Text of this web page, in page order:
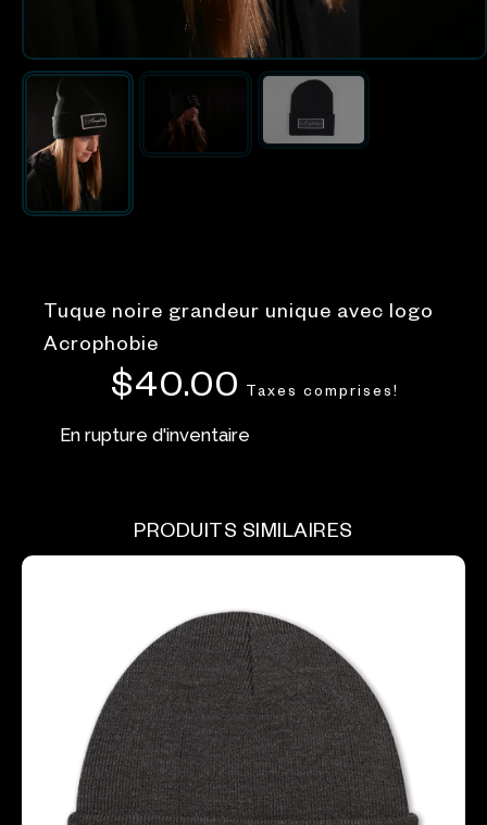
Tuque noire grandeur unique avec logo
Acrophobie
$40.00 Taxes comprises!
En rupture d'inventaire
PRODUITS SIMILAIRES